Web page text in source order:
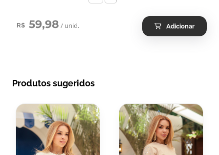
R$ 59,98 / unid. Adicionar
Produtos sugeridos